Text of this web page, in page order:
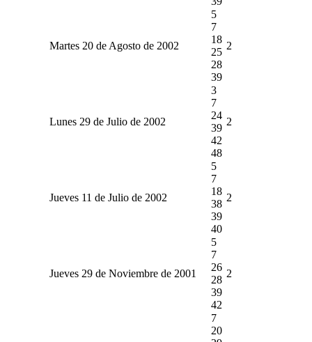
Martes 20 de Agosto de 2002
5
7
18
25
28
39
2
Lunes 29 de Julio de 2002
3
7
24
39
42
48
2
Jueves 11 de Julio de 2002
5
7
18
38
39
40
2
Jueves 29 de Noviembre de 2001
5
7
26
28
39
42
2
7
20